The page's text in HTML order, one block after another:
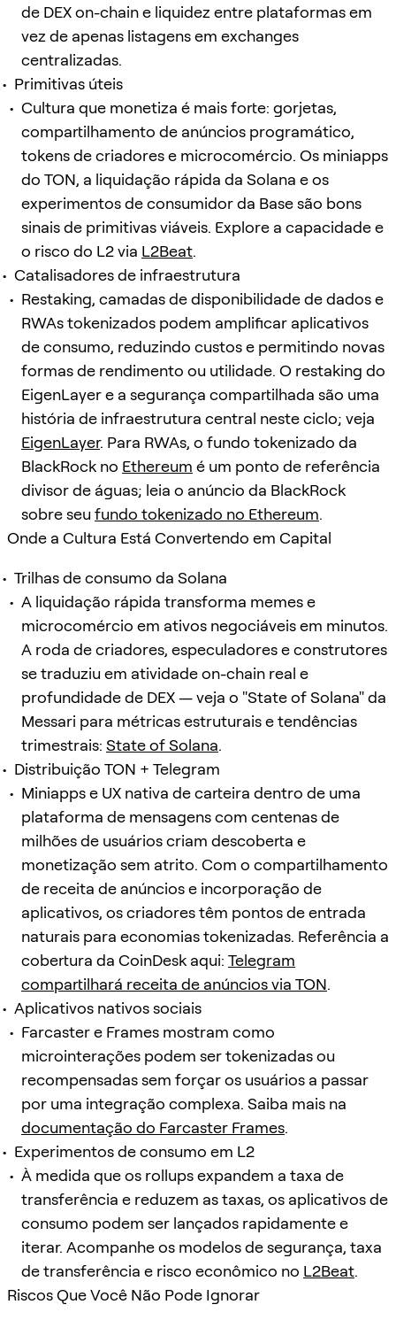
de DEX on-chain e liquidez entre plataformas em
vez de apenas listagens em exchanges
centralizadas.
Primitivas úteis
Cultura que monetiza é mais forte: gorjetas,
compartilhamento de anúncios programático,
tokens de criadores e microcomércio. Os miniapps
do TON, a liquidação rápida da Solana e os
experimentos de consumidor da Base são bons
sinais de primitivas viáveis. Explore a capacidade e
o risco do L2 via L2Beat.
Catalisadores de infraestrutura
Restaking, camadas de disponibilidade de dados e
RWAs tokenizados podem amplificar aplicativos
de consumo, reduzindo custos e permitindo novas
formas de rendimento ou utilidade. O restaking do
EigenLayer e a segurança compartilhada são uma
história de infraestrutura central neste ciclo; veja
EigenLayer. Para RWAs, o fundo tokenizado da
BlackRock no Ethereum é um ponto de referência
divisor de águas; leia o anúncio da BlackRock
sobre seu fundo tokenizado no Ethereum.
Onde a Cultura Está Convertendo em Capital
Trilhas de consumo da Solana
A liquidação rápida transforma memes e
microcomércio em ativos negociáveis em minutos.
A roda de criadores, especuladores e construtores
se traduziu em atividade on-chain real e
profundidade de DEX — veja o "State of Solana" da
Messari para métricas estruturais e tendências
trimestrais: State of Solana.
Distribuição TON + Telegram
Miniapps e UX nativa de carteira dentro de uma
plataforma de mensagens com centenas de
milhões de usuários criam descoberta e
monetização sem atrito. Com o compartilhamento
de receita de anúncios e incorporação de
aplicativos, os criadores têm pontos de entrada
naturais para economias tokenizadas. Referência a
cobertura da CoinDesk aqui: Telegram
compartilhará receita de anúncios via TON.
Aplicativos nativos sociais
Farcaster e Frames mostram como
microinterações podem ser tokenizadas ou
recompensadas sem forçar os usuários a passar
por uma integração complexa. Saiba mais na
documentação do Farcaster Frames.
Experimentos de consumo em L2
À medida que os rollups expandem a taxa de
transferência e reduzem as taxas, os aplicativos de
consumo podem ser lançados rapidamente e
iterar. Acompanhe os modelos de segurança, taxa
de transferência e risco econômico no L2Beat.
Riscos Que Você Não Pode Ignorar